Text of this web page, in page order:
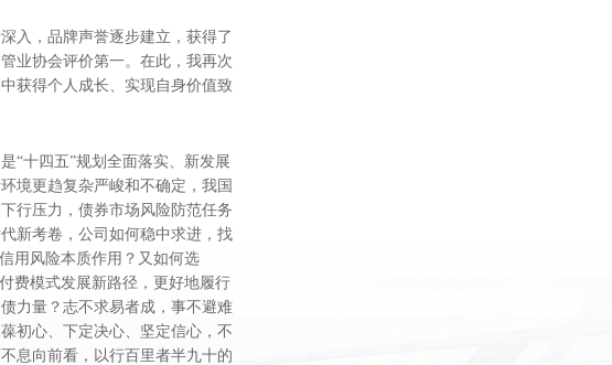
入，品牌声誉逐步建立，获得了
业协会评价第一。在此，我再次
获得个人成长、实现自身价值致
“十四五”规划全面落实、新发展
境更趋复杂严峻和不确定，我国
行压力，债券市场风险防范任务
新考卷，公司如何稳中求进，找
用风险本质作用？又如何选
费模式发展新路径，更好地履行
力量？志不求易者成，事不避难
初心、下定决心、坚定信心，不
息向前看，以行百里者半九十的